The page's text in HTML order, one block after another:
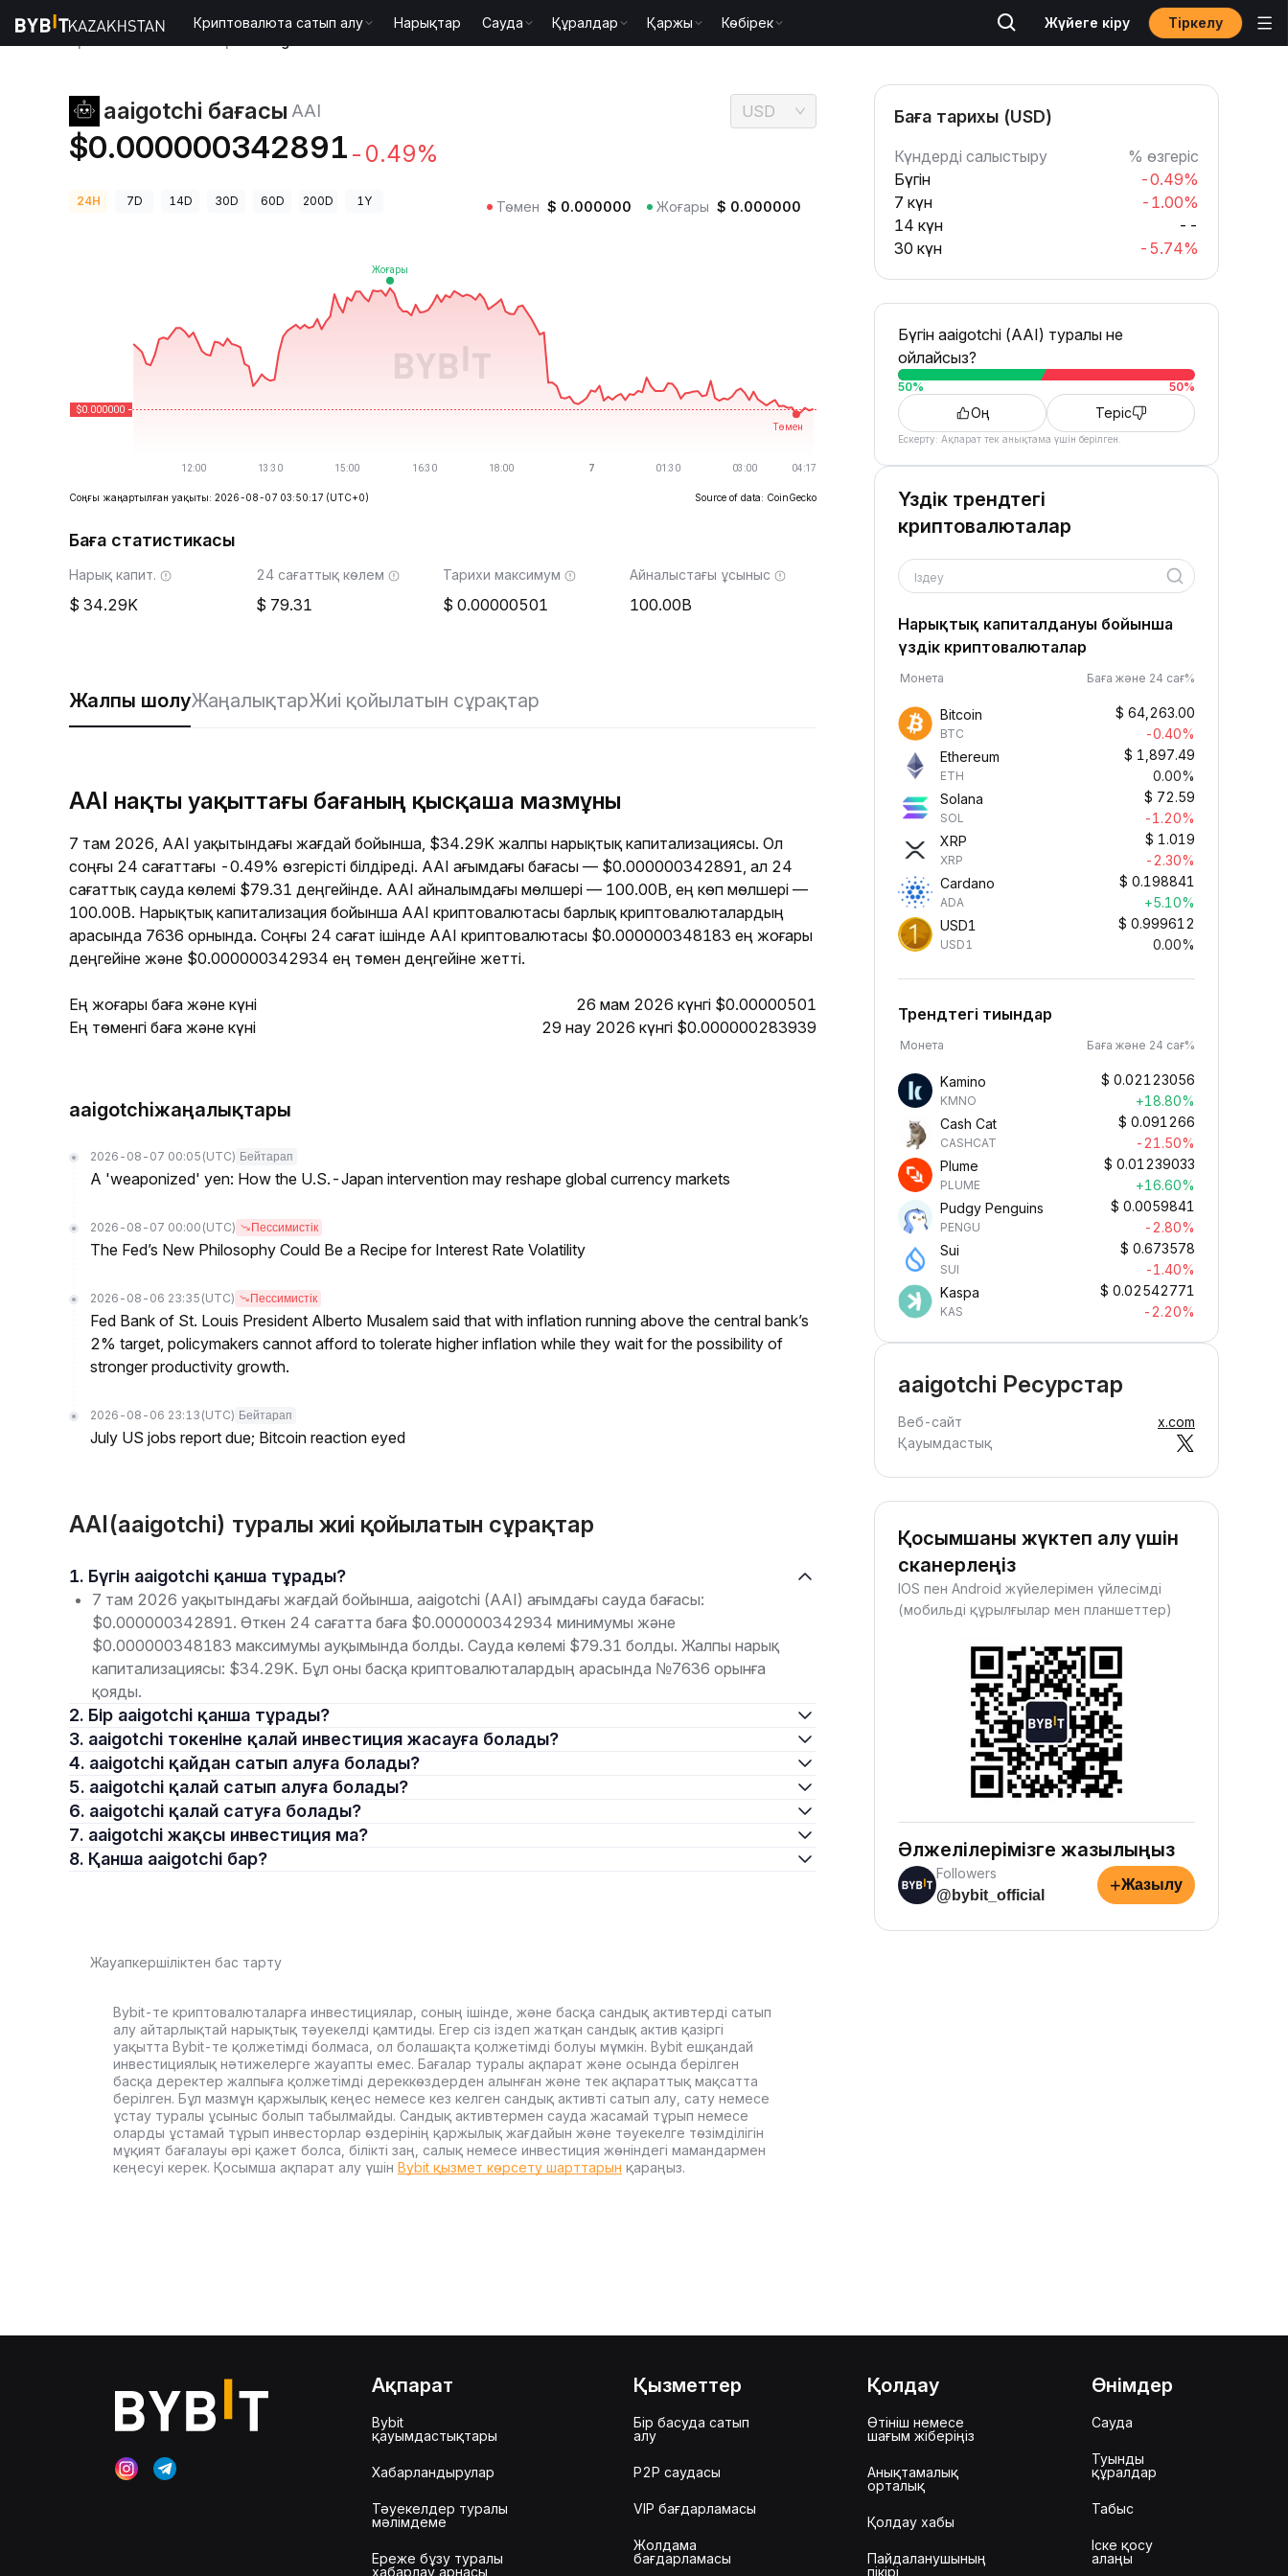
Криптовалюта сатып алу Нарықтар Сауда Құралдар Қаржы Көбірек Жүйеге кіру Тіркелу
aaigotchi бағасы AAI
$0.000000342891 -0.49%
USD
24H 7D 14D 30D 60D 200D 1Y Төмен $ 0.000000 Жоғары $ 0.000000
Соңғы жаңартылған уақыты: 2026-08-07 03:50:17 (UTC+0) Source of data: CoinGecko
Баға статистикасы
Нарық капит.
34.29K
24 сағаттық көлем
79.31
Тарихи максимум
0.00000501
Айналыстағы ұсыныс
100.00B
Жалпы шолуЖаңалықтарЖиі қойылатын сұрақтар
AAI нақты уақыттағы бағаның қысқаша мазмұны
7 там 2026, AAI уақытындағы жағдай бойынша, $34.29K жалпы нарықтық капитализациясы. Ол
соңғы 24 сағаттағы -0.49% өзгерісті білдіреді. AAI ағымдағы бағасы — $0.000000342891, ал 24
сағаттық сауда көлемі $79.31 деңгейінде. AAI айналымдағы мөлшері — 100.00B, ең көп мөлшері —
100.00B. Нарықтық капитализация бойынша AAI криптовалютасы барлық криптовалюталардың
арасында 7636 орнында. Соңғы 24 сағат ішінде AAI криптовалютасы $0.000000348183 ең жоғары
деңгейіне және $0.000000342934 ең төмен деңгейіне жетті.
Ең жоғары баға және күні
26 мам 2026 күнгі $0.00000501
Ең төменгі баға және күні
29 нау 2026 күнгі $0.000000283939
aaigotchiжаңалықтары
2026-08-07 00:05 (UTC) Бейтарап
A 'weaponized' yen: How the U.S.-Japan intervention may reshape global currency markets
2026-08-07 00:00 (UTC) Пессимистік
The Fed’s New Philosophy Could Be a Recipe for Interest Rate Volatility
2026-08-06 23:35 (UTC) Пессимистік
Fed Bank of St. Louis President Alberto Musalem said that with inflation running above the central bank’s
2% target, policymakers cannot afford to tolerate higher inflation while they wait for the possibility of
stronger productivity growth.
2026-08-06 23:13 (UTC) Бейтарап
July US jobs report due; Bitcoin reaction eyed
AAI(aaigotchi) туралы жиі қойылатын сұрақтар
1. Бүгін aaigotchi қанша тұрады?
7 там 2026 уақытындағы жағдай бойынша, aaigotchi (AAI) ағымдағы сауда бағасы:
$0.000000342891. Өткен 24 сағатта баға $0.000000342934 минимумы және
$0.000000348183 максимумы ауқымында болды. Сауда көлемі $79.31 болды. Жалпы нарық
капитализациясы: $34.29K. Бұл оны басқа криптовалюталардың арасында №7636 орынға
қояды.
2. Бір aaigotchi қанша тұрады?
3. aaigotchi токеніне қалай инвестиция жасауға болады?
4. aaigotchi қайдан сатып алуға болады?
5. aaigotchi қалай сатып алуға болады?
6. aaigotchi қалай сатуға болады?
7. aaigotchi жақсы инвестиция ма?
8. Қанша aaigotchi бар?
Жауапкершіліктен бас тарту
Bybit-те криптовалюталарға инвестициялар, соның ішінде, және басқа сандық активтерді сатып
алу айтарлықтай нарықтық тәуекелді қамтиды. Егер сіз іздеп жатқан сандық актив қазіргі
уақытта Bybit-те қолжетімді болмаса, ол болашақта қолжетімді болуы мүмкін. Bybit ешқандай
инвестициялық нәтижелерге жауапты емес. Бағалар туралы ақпарат және осында берілген
басқа деректер жалпыға қолжетімді дереккөздерден алынған және тек ақпараттық мақсатта
берілген. Бұл мазмұн қаржылық кеңес немесе кез келген сандық активті сатып алу, сату немесе
ұстау туралы ұсыныс болып табылмайды. Сандық активтермен сауда жасамай тұрып немесе
оларды ұстамай тұрып инвесторлар өздерінің қаржылық жағдайын және тәуекелге төзімділігін
мұқият бағалауы әрі қажет болса, білікті заң, салық немесе инвестиция жөніндегі мамандармен
кеңесуі керек. Қосымша ақпарат алу үшін Bybit қызмет көрсету шарттарын қараңыз.
Баға тарихы (USD)
Күндерді салыстыру
% өзгеріс
Бүгін
-0.49%
7 күн
-1.00%
14 күн
--
30 күн
-5.74%
Бүгін aaigotchi (AAI) туралы не
ойлайсыз?
50% 50%
Оң Теріс
Ескерту: Ақпарат тек анықтама үшін берілген.
Үздік трендтегі
криптовалюталар
Іздеу
Нарықтық капиталдануы бойынша
үздік криптовалюталар
Монета Баға және 24 сағ%
Bitcoin
BTC
$ 64,263.00
-0.40%
Ethereum
ETH
$ 1,897.49
0.00%
Solana
SOL
$ 72.59
-1.20%
XRP
XRP
$ 1.019
-2.30%
Cardano
ADA
$ 0.198841
+5.10%
USD1
USD1
$ 0.999612
0.00%
Трендтегі тиындар
Монета Баға және 24 сағ%
Kamino
KMNO
$ 0.02123056
+18.80%
Cash Cat
CASHCAT
$ 0.091266
-21.50%
Plume
PLUME
$ 0.01239033
+16.60%
Pudgy Penguins
PENGU
$ 0.0059841
-2.80%
Sui
SUI
$ 0.673578
-1.40%
Kaspa
KAS
$ 0.02542771
-2.20%
aaigotchi Ресурстар
Веб-сайт
x.com
Қауымдастық
Қосымшаны жүктеп алу үшін
сканерлеңіз
IOS пен Android жүйелерімен үйлесімді
(мобильді құрылғылар мен планшеттер)
Әлжелілерімізге жазылыңыз
Followers
@bybit_official
+Жазылу
Ақпарат
Bybit
қауымдастықтары
Хабарландырулар
Тәуекелдер туралы
мәлімдеме
Ереже бұзу туралы
хабарлау арнасы
Қызметтер
Бір басуда сатып
алу
P2P саудасы
VIP бағдарламасы
Жолдама
бағдарламасы
Қолдау
Өтініш немесе
шағым жіберіңіз
Анықтамалық
орталық
Қолдау хабы
Пайдаланушының
пікірі
Өнімдер
Сауда
Туынды
құралдар
Табыс
Іске қосу
алаңы